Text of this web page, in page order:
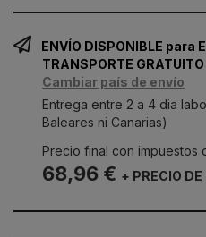
ENVÍO DISPONIBLE para
TRANSPORTE
Cambiar país de envío
Entrega entre 2 a 4 dia
Baleares ni Canarias)
Precio final con impuestos
68,96 € + PRECIO